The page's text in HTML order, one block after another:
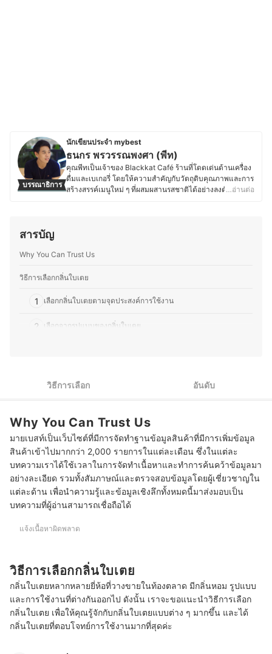
บรรณาธิการ
นักเขียนประจำ mybest
ธนกร พรวรรณพงศา (พีท)
คุณพีทเป็นเจ้าของ Blackkat Café ร้านที่โดดเด่นด้านเครื่อง
ดื่มและเบเกอรี่ โดยให้ความสำคัญกับวัตถุดิบคุณภาพและการ
สร้างสรรค์เมนูใหม่ ๆ ที่ผสมผสานรสชาติได้อย่างลงตัว ด้วย
ที่น่าประทับใจให้ลูกค้า ตั้งแต่การพัฒนาเมนูตามฤดูกาล กา
ลงตัว โดยนอกจากบริหารร้าน คุณพีทยังติดตามเทรนด์อาหาร
อาหาร เบเกอรี่ และการพัฒนาเมนูต่าง ๆ เพื่อให้ผู้ที่สนใจ
ประวัติของ ธนกร พรวรรณพงศา (พีท)
…อ่านต่อ
สารบัญ
Why You Can Trust Us
วิธีการเลือกกลิ่นใบเตย
1 เลือกกลิ่นใบเตยตามจุดประสงค์การใช้งาน
2 เลือกจากรูปแบบของกลิ่นใบเตย
วิธีการเลือก อันดับ
Why You Can Trust Us
มายเบสท์เป็นเว็บไซต์ที่มีการจัดทำฐานข้อมูลสินค้าที่มีการเพิ่มข้อมูล
สินค้าเข้าไปมากกว่า 2,000 รายการในแต่ละเดือน ซึ่งในแต่ละ
บทความเราได้ใช้เวลาในการจัดทำเนื้อหาและทำการค้นคว้าข้อมูลมา
อย่างละเอียด รวมทั้งสัมภาษณ์และตรวจสอบข้อมูลโดยผู้เชี่ยวชาญใน
แต่ละด้าน เพื่อนำความรู้และข้อมูลเชิงลึกทั้งหมดนี้มาส่งมอบเป็น
บทความที่ผู้อ่านสามารถเชื่อถือได้
แจ้งเนื้อหาผิดพลาด
วิธีการเลือกกลิ่นใบเตย
กลิ่นใบเตยหลากหลายยี่ห้อที่วางขายในท้องตลาด มีกลิ่นหอม รูปแบบ
และการใช้งานที่ต่างกันออกไป ดังนั้น เราจะขอแนะนำวิธีการเลือก
กลิ่นใบเตย เพื่อให้คุณรู้จักกับกลิ่นใบเตยแบบต่าง ๆ มากขึ้น และได้
กลิ่นใบเตยที่ตอบโจทย์การใช้งานมากที่สุดค่ะ